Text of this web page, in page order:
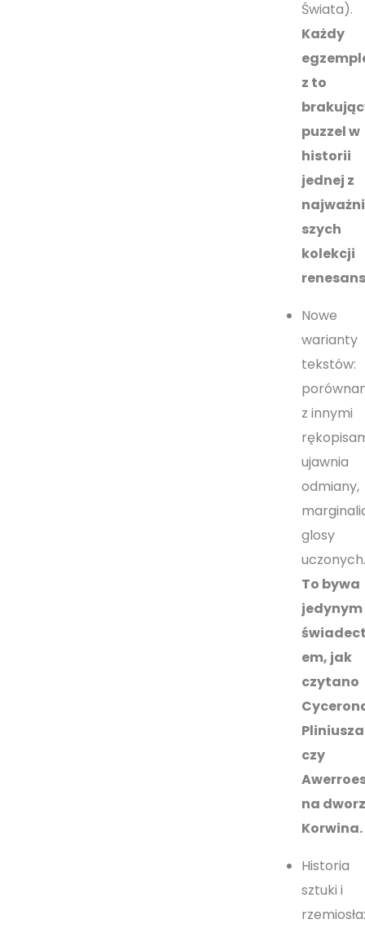
Świata).
Każdy
z to
puzzel w
historii
jednej z
szych
kolekcji
Nowe
warianty
tekstów:
z innymi
ujawnia
odmiany,
glosy
To bywa
jedynym
em, jak
czytano
Pliniusza
czy
na
Korwina.
Historia
sztuki i